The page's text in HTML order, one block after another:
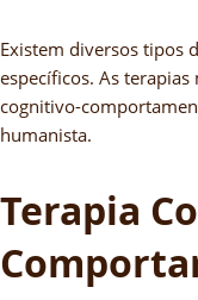
Existem diversos tipos
específicos. As
cognitivo-
humanista.
Terapia